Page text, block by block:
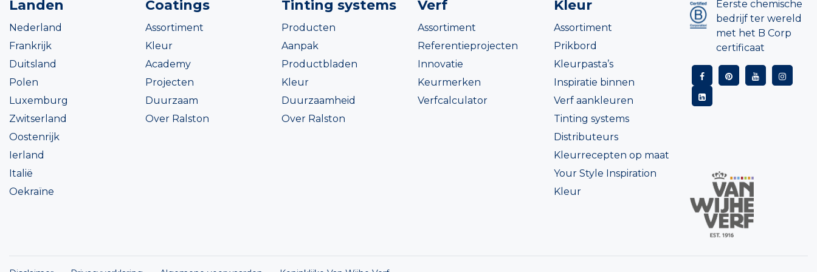
Landen
Nederland
Frankrijk
Duitsland
Polen
Luxemburg
Zwitserland
Oostenrijk
Ierland
Italië
Oekraïne
Coatings
Assortiment
Kleur
Academy
Projecten
Duurzaam
Over Ralston
Tinting systems
Producten
Aanpak
Productbladen
Kleur
Duurzaamheid
Over Ralston
Verf
Assortiment
Referentieprojecten
Innovatie
Keurmerken
Verfcalculator
Kleur
Assortiment
Prikbord
Kleurpasta’s
Inspiratie binnen
Verf aankleuren
Tinting systems
Distributeurs
Kleurrecepten op maat
Your Style Inspiration
Kleur
Eerste chemische
bedrijf ter wereld
met het B Corp
certificaat